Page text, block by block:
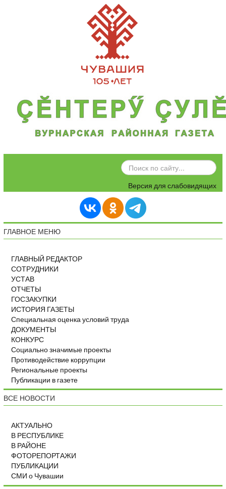
ИСКАТЬ...
Версия для слабовидящих
ГЛАВНОЕ МЕНЮ
ГЛАВНЫЙ РЕДАКТОР
СОТРУДНИКИ
УСТАВ
ОТЧЕТЫ
ГОСЗАКУПКИ
ИСТОРИЯ ГАЗЕТЫ
Специальная оценка условий труда
ДОКУМЕНТЫ
КОНКУРС
Социально значимые проекты
Противодействие коррупции
Региональные проекты
Публикации в газете
ВСЕ НОВОСТИ
АКТУАЛЬНО
В РЕСПУБЛИКЕ
В РАЙОНЕ
ФОТОРЕПОРТАЖИ
ПУБЛИКАЦИИ
СМИ о Чувашии